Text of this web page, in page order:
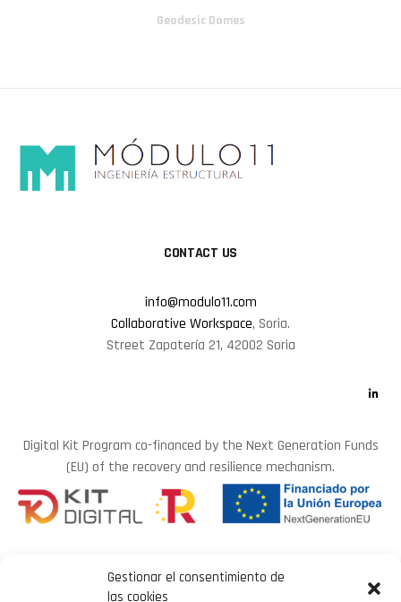
Gestionar el consentimiento de
las cookies
Geodesic Domes
CONTACT US
info@modulo11.com
Collaborative Workspace, Soria.
Street Zapatería 21, 42002 Soria
Digital Kit Program co-financed by the Next Generation Funds
(EU) of the recovery and resilience mechanism.